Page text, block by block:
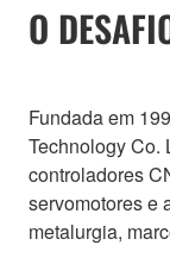
O
Fundada em
Technology Co.
controladores
servomotores e
metalurgia,